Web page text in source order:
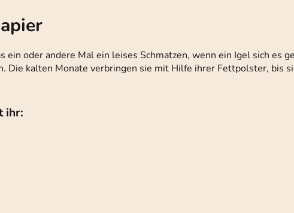
ein oder andere Mal ein leises Schmatzen, wenn ein Igel sich es
Die kalten Monate verbringen sie mit Hilfe ihrer Fettpolster, bis
ihr: